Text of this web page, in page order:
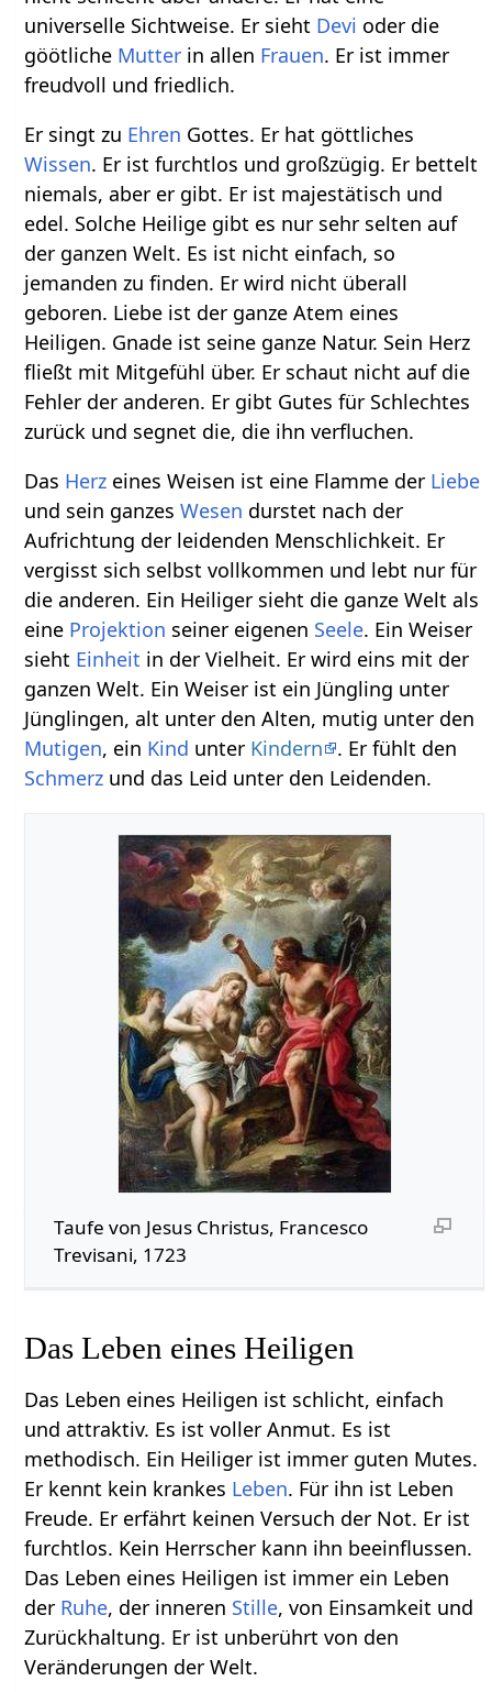
universelle Sichtweise. Er sieht Devi oder die
göötliche Mutter in allen Frauen. Er ist immer
freudvoll und friedlich.
Er singt zu Ehren Gottes. Er hat göttliches
Wissen. Er ist furchtlos und großzügig. Er bettelt
niemals, aber er gibt. Er ist majestätisch und
edel. Solche Heilige gibt es nur sehr selten auf
der ganzen Welt. Es ist nicht einfach, so
jemanden zu finden. Er wird nicht überall
geboren. Liebe ist der ganze Atem eines
Heiligen. Gnade ist seine ganze Natur. Sein Herz
fließt mit Mitgefühl über. Er schaut nicht auf die
Fehler der anderen. Er gibt Gutes für Schlechtes
zurück und segnet die, die ihn verfluchen.
Das Herz eines Weisen ist eine Flamme der Liebe
und sein ganzesWesen durstet nach der
Aufrichtung der leidenden Menschlichkeit. Er
vergisst sich selbst vollkommen und lebt nur für
die anderen. Ein Heiliger sieht die ganze Welt als
eine Projektion seiner eigenen Seele. Ein Weiser
sieht Einheit in der Vielheit. Er wird eins mit der
ganzen Welt. Ein Weiser ist ein Jüngling unter
Jünglingen, alt unter den Alten, mutig unter den
Mutigen, ein Kind unter Kindern
. Er fühlt den
Schmerz und das Leid unter den Leidenden.
Taufe von Jesus Christus, Francesco
Trevisani, 1723
Das Leben eines Heiligen
Das Leben eines Heiligen ist schlicht, einfach
und attraktiv. Es ist voller Anmut. Es ist
methodisch. Ein Heiliger ist immer guten Mutes.
Er kennt kein krankes Leben. Für ihn ist Leben
Freude. Er erfährt keinen Versuch der Not. Er ist
furchtlos. Kein Herrscher kann ihn beeinflussen.
Das Leben eines Heiligen ist immer ein Leben
der Ruhe, der inneren Stille, von Einsamkeit und
Zurückhaltung. Er ist unberührt von den
Veränderungen der Welt.